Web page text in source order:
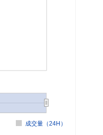
成交量（24H）